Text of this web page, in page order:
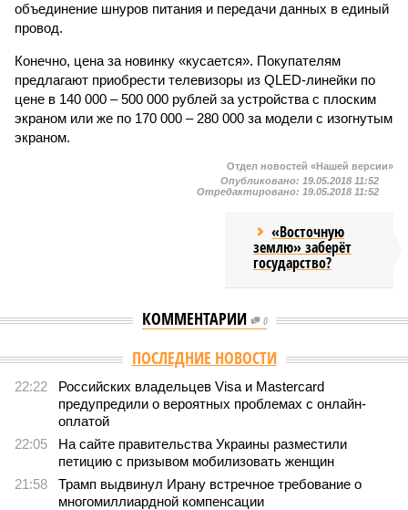
объединение шнуров питания и передачи данных в единый
провод.
Конечно, цена за новинку «кусается». Покупателям
предлагают приобрести телевизоры из QLED-линейки по
цене в 140 000 – 500 000 рублей за устройства с плоским
экраном или же по 170 000 – 280 000 за модели с изогнутым
экраном.
Отдел новостей «Нашей версии»
Опубликовано: 19.05.2018 11:52
Отредактировано: 19.05.2018 11:52
«Восточную
землю» заберёт
государство?
КОММЕНТАРИИ 0
ПОСЛЕДНИЕ НОВОСТИ
22:22
Российских владельцев Visa и Mastercard
предупредили о вероятных проблемах с онлайн-
оплатой
22:05
На сайте правительства Украины разместили
петицию с призывом мобилизовать женщин
21:58
Трамп выдвинул Ирану встречное требование о
многомиллиардной компенсации